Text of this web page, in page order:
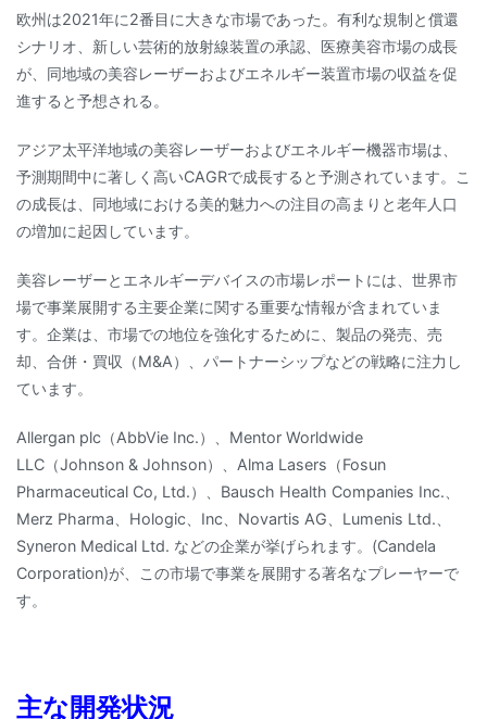
欧州は2021年に2番目に大きな市場であった。有利な規制と償還
シナリオ、新しい芸術的放射線装置の承認、医療美容市場の成長
が、同地域の美容レーザーおよびエネルギー装置市場の収益を促
進すると予想される。
アジア太平洋地域の美容レーザーおよびエネルギー機器市場は、
予測期間中に著しく高いCAGRで成長すると予測されています。こ
の成長は、同地域における美的魅力への注目の高まりと老年人口
の増加に起因しています。
美容レーザーとエネルギーデバイスの市場レポートには、世界市
場で事業展開する主要企業に関する重要な情報が含まれていま
す。企業は、市場での地位を強化するために、製品の発売、売
却、合併・買収（M&A）、パートナーシップなどの戦略に注力し
ています。
Allergan plc（AbbVie Inc.）、Mentor Worldwide
LLC（Johnson & Johnson）、Alma Lasers（Fosun
Pharmaceutical Co, Ltd.）、Bausch Health Companies Inc.、
Merz Pharma、Hologic、Inc、Novartis AG、Lumenis Ltd.、
Syneron Medical Ltd. などの企業が挙げられます。(Candela
Corporation)が、この市場で事業を展開する著名なプレーヤーで
す。
主な開発状況